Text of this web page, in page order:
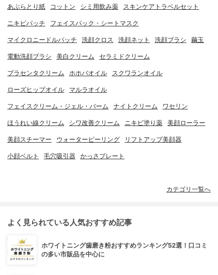
あぶらとり紙 コットン シミ用飲み薬 スキンケアトラベルセット
ニキビパッチ フェイスパック・シートマスク
マイクロニードルパッチ 洗顔クロス 洗顔ネット 洗顔ブラシ 繭玉
電動洗顔ブラシ 美白クリーム セラミドクリーム
プラセンタクリーム ホホバオイル スクワランオイル
ローズヒップオイル マルラオイル
フェイスクリーム・ジェル・バーム ナイトクリーム ワセリン
ほうれい線クリーム シワ改善クリーム ニキビ塗り薬 美顔ローラー
美顔スチーマー ウォーターピーリング リフトアップ美顔器
小顔ベルト 毛穴吸引器 かっさプレート
カテゴリ一覧へ
よく見られている人気おすすめ記事
ホワイトニング歯磨き粉おすすめランキング52選！口コミ
の多い市販品を中心に